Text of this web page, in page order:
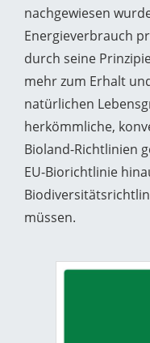
nachgewiesen
Energieverbrauch
durch seine
mehr zum Erhalt
natürlichen
herkömmliche,
Bioland-Richtlinien
EU-Biorichtlinie
müssen.